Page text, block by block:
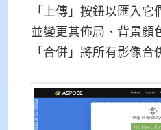
「上傳」按鈕以匯入
並變更其佈局、背景顏
「合併」將所有影像合